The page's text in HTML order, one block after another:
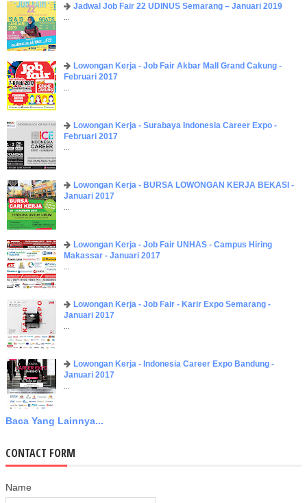
Jadwal Job Fair 22 UDINUS Semarang – Januari 2019
...
Lowongan Kerja - Job Fair ​Akbar ​Mall Grand Cakung -
Februari 2017
...
Lowongan Kerja - Surabaya Indonesia Career Expo -
Februari 2017
...
Lowongan Kerja - BURSA LOWONGAN KERJA BEKASI -
Januari 2017
...
Lowongan Kerja - Job Fair UNHAS - Campus Hiring
Makassar - Januari 2017
...
Lowongan Kerja - Job Fair - Karir Expo Semarang -
Januari 2017
...
Lowongan Kerja - Indonesia Career Expo Bandung -
Januari 2017
...
Baca Yang Lainnya...
CONTACT FORM
Name